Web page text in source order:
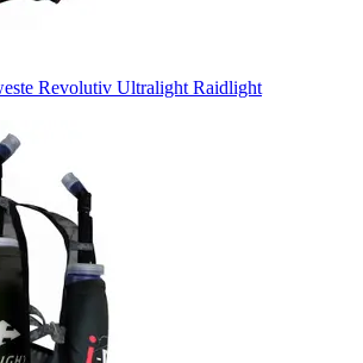
Revolutiv Ultralight Raidlight